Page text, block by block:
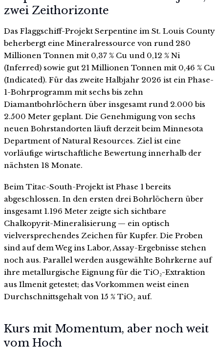
zwei Zeithorizonte
Das Flaggschiff-Projekt Serpentine im St. Louis County
beherbergt eine Mineralressource von rund 280
Millionen Tonnen mit 0,37 % Cu und 0,12 % Ni
(Inferred) sowie gut 21 Millionen Tonnen mit 0,46 % Cu
(Indicated). Für das zweite Halbjahr 2026 ist ein Phase-
1-Bohrprogramm mit sechs bis zehn
Diamantbohrlöchern über insgesamt rund 2.000 bis
2.500 Meter geplant. Die Genehmigung von sechs
neuen Bohrstandorten läuft derzeit beim Minnesota
Department of Natural Resources. Ziel ist eine
vorläufige wirtschaftliche Bewertung innerhalb der
nächsten 18 Monate.
Beim Titac-South-Projekt ist Phase 1 bereits
abgeschlossen. In den ersten drei Bohrlöchern über
insgesamt 1.196 Meter zeigte sich sichtbare
Chalkopyrit-Mineralisierung — ein optisch
vielversprechendes Zeichen für Kupfer. Die Proben
sind auf dem Weg ins Labor, Assay-Ergebnisse stehen
noch aus. Parallel werden ausgewählte Bohrkerne auf
ihre metallurgische Eignung für die TiO₂-Extraktion
aus Ilmenit getestet; das Vorkommen weist einen
Durchschnittsgehalt von 15 % TiO₂ auf.
Kurs mit Momentum, aber noch weit
vom Hoch